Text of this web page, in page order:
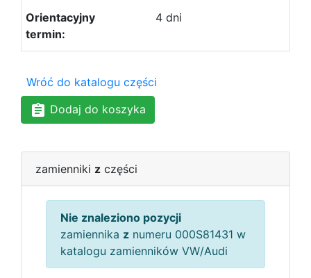
4 dni
Wróć do katalogu części
Dodaj do koszyka
zamienniki z części
Nie znaleziono pozycji
zamiennika z numeru 000S81431 w
katalogu zamienników VW/Audi